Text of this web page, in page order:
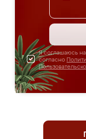
Я соглашаюсь
согласно